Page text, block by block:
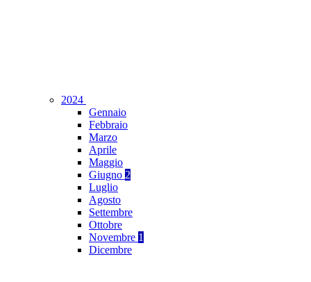
2024
Gennaio
Febbraio
Marzo
Aprile
Maggio
Giugno 2
Luglio
Agosto
Settembre
Ottobre
Novembre 1
Dicembre